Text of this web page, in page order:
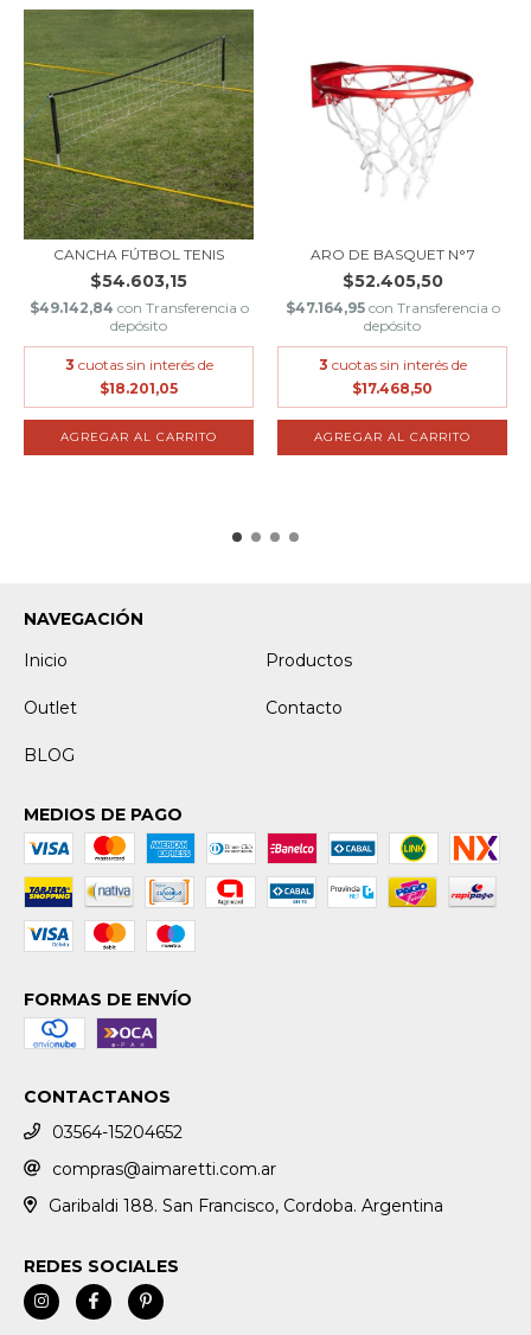
CANCHA FÚTBOL TENIS
$54.603,15
$49.142,84 con Transferencia o
depósito
3 cuotas sin interés de
$18.201,05
ARO DE BASQUET N°7
$52.405,50
$47.164,95 con Transferencia o
depósito
3 cuotas sin interés de
$17.468,50
NAVEGACIÓN
Inicio
Productos
Outlet Contacto
BLOG
MEDIOS DE PAGO
FORMAS DE ENVÍO
CONTACTANOS
03564-15204652
compras@aimaretti.com.ar
Garibaldi 188. San Francisco, Cordoba. Argentina
REDES SOCIALES